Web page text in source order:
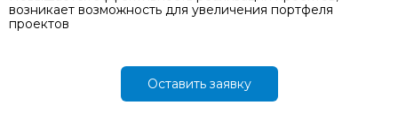
возникает возможность для увеличения портфеля
проектов
Оставить заявку